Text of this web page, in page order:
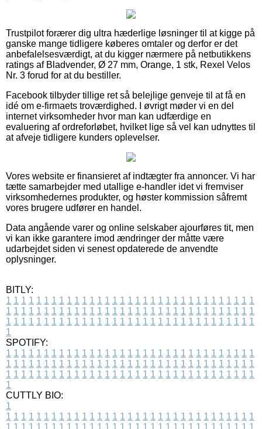
Trustpilot forærer dig ultra hæderlige løsninger til at kigge på
ganske mange tidligere køberes omtaler og derfor er det
anbefalelsesværdigt, at du kigger nærmere på netbutikkens
ratings af Bladvender, Ø 27 mm, Orange, 1 stk, Rexel Velos
Nr. 3 forud for at du bestiller.
Facebook tilbyder tillige ret så belejlige genveje til at få en
idé om e-firmaets troværdighed. I øvrigt møder vi en del
internet virksomheder hvor man kan udfærdige en
evaluering af ordreforløbet, hvilket lige så vel kan udnyttes til
at afveje tidligere kunders oplevelser.
Vores website er finansieret af indtægter fra annoncer. Vi har
tætte samarbejder med utallige e-handler idet vi fremviser
virksomhedernes produkter, og høster kommission såfremt
vores brugere udfører en handel.
Data angående varer og online selskaber ajourføres tit, men
vi kan ikke garantere imod ændringer der måtte være
udarbejdet siden vi senest opdaterede de anvendte
oplysninger.
BITLY:
1 1 1 1 1 1 1 1 1 1 1 1 1 1 1 1 1 1 1 1 1 1 1 1 1 1 1 1 1 1 1 1 1
1 1 1 1 1 1 1 1 1 1 1 1 1 1 1 1 1 1 1 1 1 1 1 1 1 1 1 1 1 1 1 1 1
1 1 1 1 1 1 1 1 1 1 1 1 1 1 1 1 1 1 1 1 1 1 1 1 1 1 1 1 1 1 1 1 1
1
SPOTIFY:
1 1 1 1 1 1 1 1 1 1 1 1 1 1 1 1 1 1 1 1 1 1 1 1 1 1 1 1 1 1 1 1 1
1 1 1 1 1 1 1 1 1 1 1 1 1 1 1 1 1 1 1 1 1 1 1 1 1 1 1 1 1 1 1 1 1
1 1 1 1 1 1 1 1 1 1 1 1 1 1 1 1 1 1 1 1 1 1 1 1 1 1 1 1 1 1 1 1 1
1
CUTTLY BIO:
1
1 1 1 1 1 1 1 1 1 1 1 1 1 1 1 1 1 1 1 1 1 1 1 1 1 1 1 1 1 1 1 1 1
1 1 1 1 1 1 1 1 1 1 1 1 1 1 1 1 1 1 1 1 1 1 1 1 1 1 1 1 1 1 1 1 1